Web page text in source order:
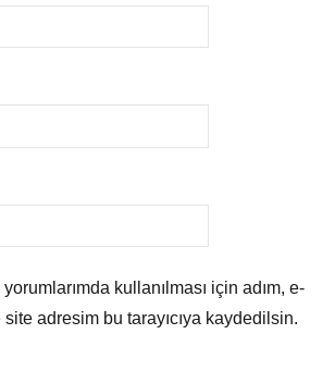
kullanılması için adım, e-
adresim bu tarayıcıya kaydedilsin.